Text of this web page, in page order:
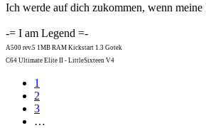
Ich werde auf dich zukommen, wenn meine
-= I am Legend =-
A500 rev.5 1MB RAM Kickstart 1.3 Gotek
C64 Ultimate Elite II - LittleSixteen V4
1
2
3
…